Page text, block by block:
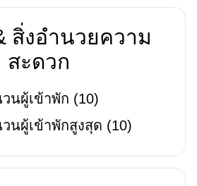
สิ่งอำนวยความ
สะดวก
นผู้เข้าพัก (10)
นผู้เข้าพักสูงสุด (10)